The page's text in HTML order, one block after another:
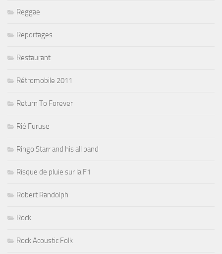
Reggae
Reportages
Restaurant
Rétromobile 2011
Return To Forever
Rié Furuse
Ringo Starr and his all band
Risque de pluie sur la F1
Robert Randolph
Rock
Rock Acoustic Folk